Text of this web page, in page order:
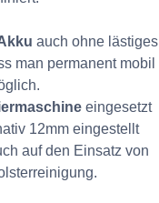
auch ohne lästiges
man permanent mobil
eingesetzt
12mm eingestellt
auf den Einsatz von